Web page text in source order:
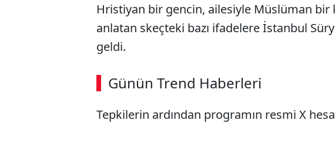
Hristiyan bir gencin, ailesiyle Müslüman bir
anlatan skeçteki bazı ifadelere İstanbul
geldi.
Günün Trend Haberleri
Tepkilerin ardından programın resmi X